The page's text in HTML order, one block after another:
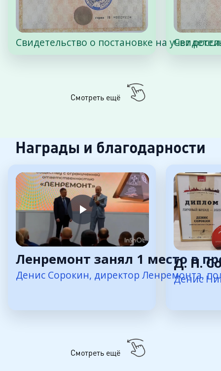
Свидетельство о постановке на учет
Смотреть ещё
Награды и благодарности
Ленремонт занял 1 место в
Денис Сорокин, директор Ленремонта,
Д. Н.
Денис
Смотреть ещё